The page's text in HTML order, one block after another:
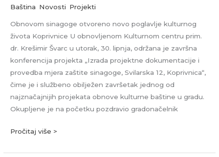
Baština Novosti Projekti
Obnovom sinagoge otvoreno novo poglavlje kulturnog
života Koprivnice U obnovljenom Kulturnom centru prim.
dr. Krešimir Švarc u utorak, 30. lipnja, održana je završna
konferencija projekta „Izrada projektne dokumentacije i
provedba mjera zaštite sinagoge, Svilarska 12, Koprivnica“,
čime je i službeno obilježen završetak jednog od
najznačajnijih projekata obnove kulturne baštine u gradu.
Okupljene je na početku pozdravio gradonačelnik
Pročitaj više >